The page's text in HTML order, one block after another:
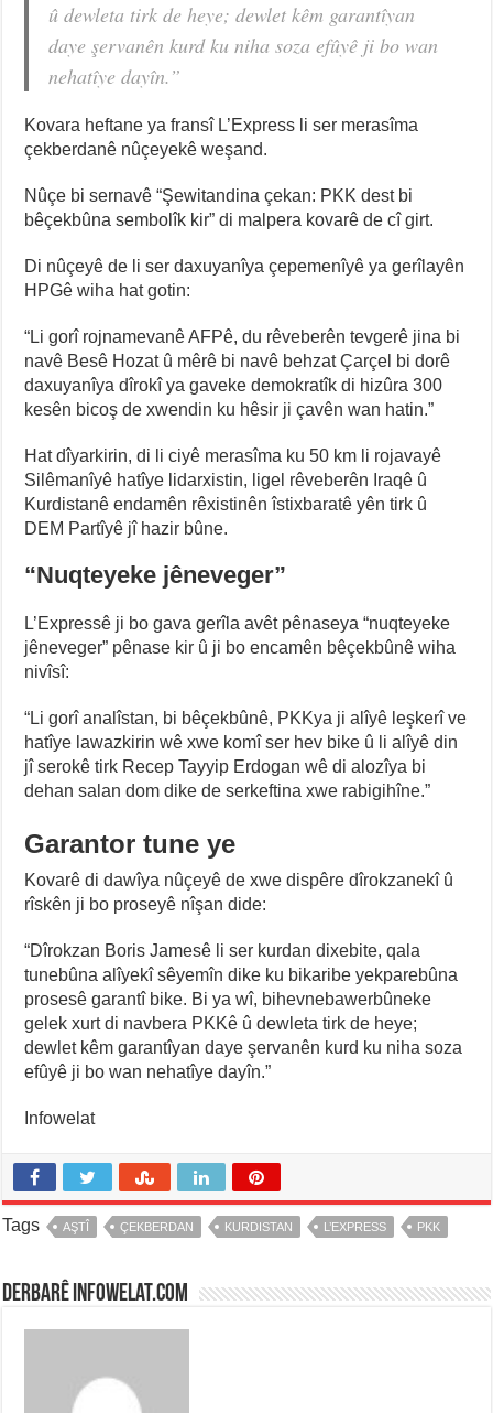
û dewleta tirk de heye; dewlet kêm garantîyan
daye şervanên kurd ku niha soza efûyê ji bo wan
nehatîye dayîn.”
Kovara heftane ya fransî L’Express li ser merasîma
çekberdanê nûçeyekê weşand.
Nûçe bi sernavê “Şewitandina çekan: PKK dest bi
bêçekbûna sembolîk kir” di malpera kovarê de cî girt.
Di nûçeyê de li ser daxuyanîya çepemenîyê ya gerîlayên
HPGê wiha hat gotin:
“Li gorî rojnamevanê AFPê, du rêveberên tevgerê jina bi
navê Besê Hozat û mêrê bi navê behzat Çarçel bi dorê
daxuyanîya dîrokî ya gaveke demokratîk di hizûra 300
kesên bicoş de xwendin ku hêsir ji çavên wan hatin.”
Hat dîyarkirin, di li ciyê merasîma ku 50 km li rojavayê
Silêmanîyê hatîye lidarxistin, ligel rêveberên Iraqê û
Kurdistanê endamên rêxistinên îstixbaratê yên tirk û
DEM Partîyê jî hazir bûne.
“Nuqteyeke jêneveger”
L’Expressê ji bo gava gerîla avêt pênaseya “nuqteyeke
jêneveger” pênase kir û ji bo encamên bêçekbûnê wiha
nivîsî:
“Li gorî analîstan, bi bêçekbûnê, PKKya ji alîyê leşkerî ve
hatîye lawazkirin wê xwe komî ser hev bike û li alîyê din
jî serokê tirk Recep Tayyip Erdogan wê di alozîya bi
dehan salan dom dike de serkeftina xwe rabigihîne.”
Garantor tune ye
Kovarê di dawîya nûçeyê de xwe dispêre dîrokzanekî û
rîskên ji bo proseyê nîşan dide:
“Dîrokzan Boris Jamesê li ser kurdan dixebite, qala
tunebûna alîyekî sêyemîn dike ku bikaribe yekparebûna
prosesê garantî bike. Bi ya wî, bihevnebawerbûneke
gelek xurt di navbera PKKê û dewleta tirk de heye;
dewlet kêm garantîyan daye şervanên kurd ku niha soza
efûyê ji bo wan nehatîye dayîn.”
Infowelat
Tags AŞTÎ ÇEKBERDAN KURDISTAN L’EXPRESS PKK
Derbarê infowelat.com